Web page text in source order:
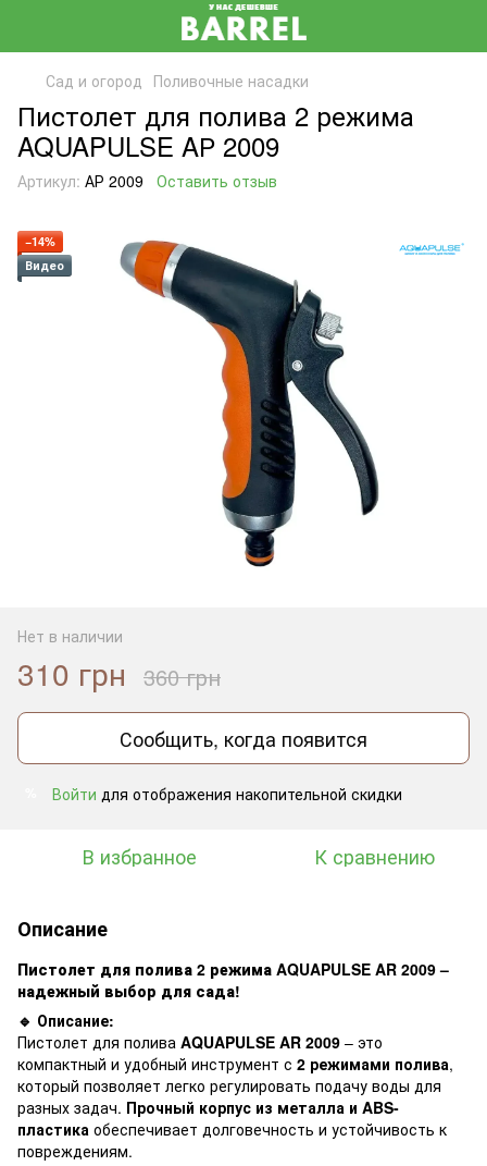
Сад и огород Поливочные насадки
Пистолет для полива 2 режима
AQUAPULSE AР 2009
Артикул: АР 2009 Оставить отзыв
−14%
Видео
Нет в наличии
310 грн 360 грн
Сообщить, когда появится
Войти для отображения накопительной скидки
В избранное К сравнению
Описание
Пистолет для полива 2 режима AQUAPULSE AR 2009 –
надежный выбор для сада!
🔹 Описание:
Пистолет для полива AQUAPULSE AR 2009 – это
компактный и удобный инструмент с 2 режимами полива,
который позволяет легко регулировать подачу воды для
разных задач. Прочный корпус из металла и ABS-
пластика обеспечивает долговечность и устойчивость к
повреждениям.